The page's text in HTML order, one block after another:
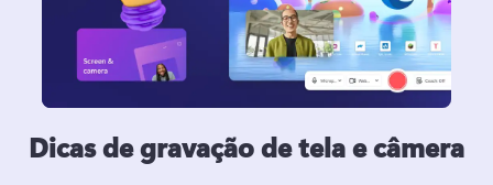
Dicas de gravação de tela e câmera